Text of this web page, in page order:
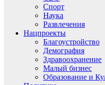
Спорт
Наука
Развлечения
Нацпроекты
Благоустройство
Демография
Здравоохранение
Малый бизнес
Образование и